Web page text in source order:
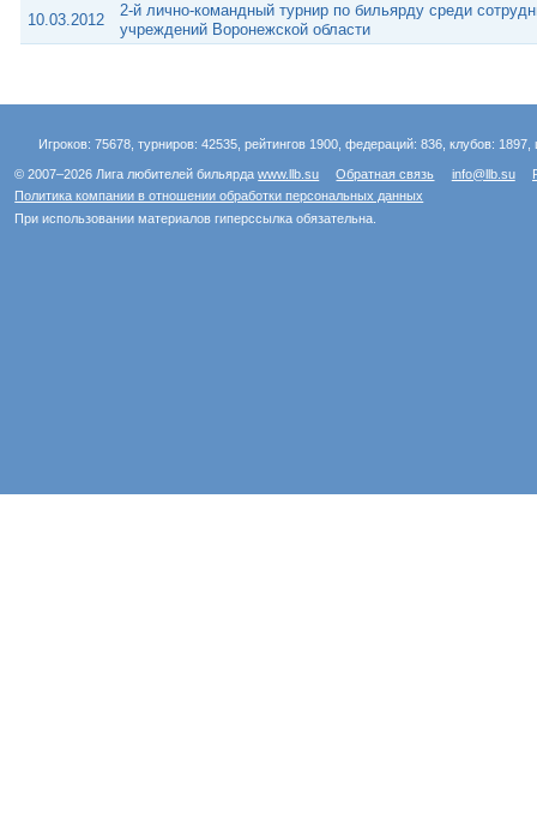
10.03.2012
2-й лично-командный турнир по бильярду среди
учреждений Воронежской области
Игроков: 75678, турниров: 42535, рейтингов 1900, федераций: 836, клубов:
© 2007–2026 Лига любителей бильярдаwww.llb.su Обратная связь info@llb.su
Политика компании в отношении обработки персональных данных
При использовании материалов гиперссылка обязательна.